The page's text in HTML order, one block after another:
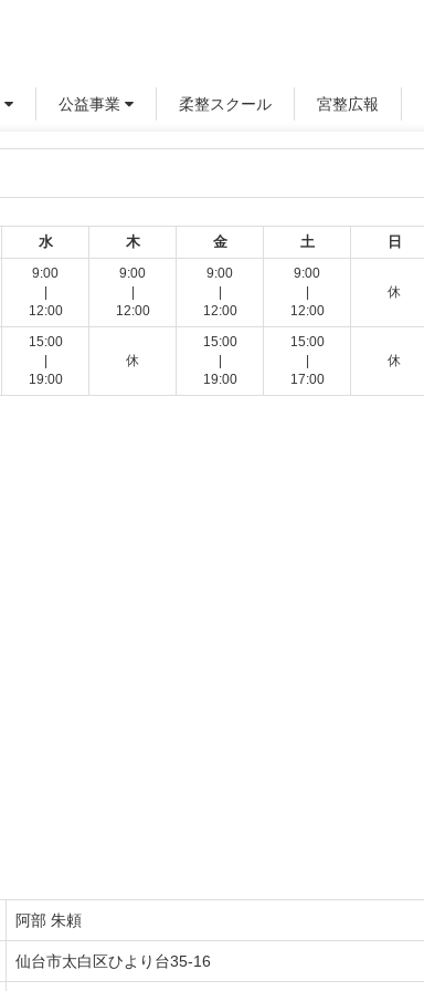
公益事業 柔整スクール 宮整広報
水 木 金 土 日
9:00
12:00
9:00
12:00
9:00
12:00
9:00
12:00
休
15:00
19:00
休
15:00
19:00
15:00
17:00
休
阿部 朱頼
仙台市太白区ひより台35-16